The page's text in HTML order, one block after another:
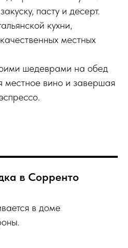
пасту и десерт.
кухни,
местных
шедеврами на обед
местное вино и завершая
в Сорренто
в доме